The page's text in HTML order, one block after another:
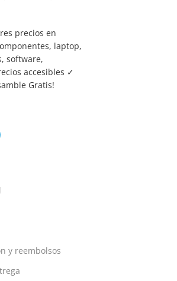
precios en
laptop,
software,
accesibles ✓
Gratis!
y reembolsos